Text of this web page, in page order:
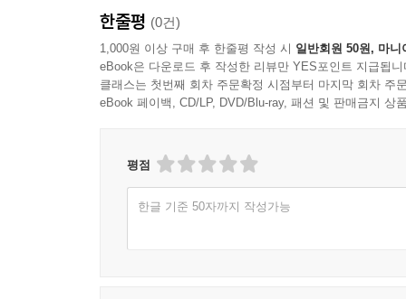
한줄평 (0건)
1,000원 이상 구매 후 한줄평 작성 시 일반회원 50원, 마니
eBook은 다운로드 후 작성한 리뷰만 YES포인트 지급됩니
클래스는 첫번째 회차 주문확정 시점부터 마지막 회차 주
eBook 페이백, CD/LP, DVD/Blu-ray, 패션 및 판매금지 상
평점
한글 기준 50자까지 작성가능